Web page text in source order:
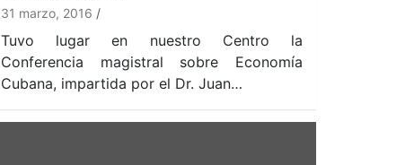
31 marzo, 2016
Tuvo lugar en nuestro Centro la
Conferencia magistral sobre Economía
Cubana, impartida por el Dr. Juan…